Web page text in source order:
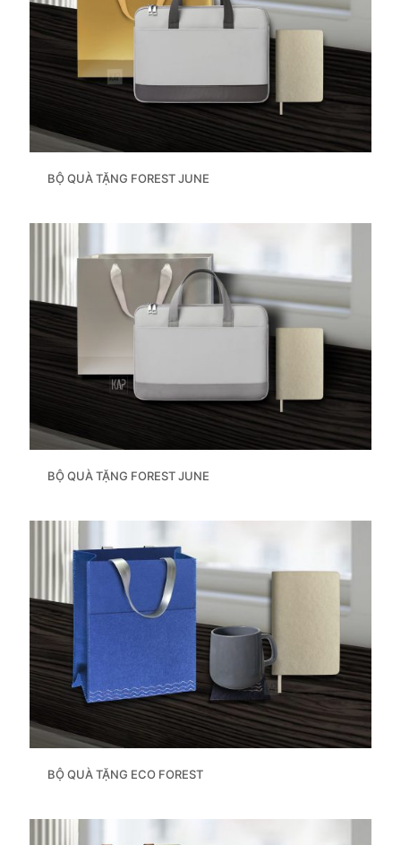
BỘ QUÀ TẶNG FOREST JUNE
BỘ QUÀ TẶNG FOREST JUNE
BỘ QUÀ TẶNG ECO FOREST